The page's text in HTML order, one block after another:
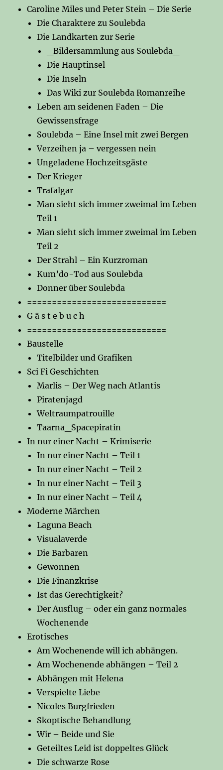
Caroline Miles und Peter Stein – Die Serie
Die Charaktere zu Soulebda
Die Landkarten zur Serie
_Bildersammlung aus Soulebda_
Die Hauptinsel
Die Inseln
Das Wiki zur Soulebda Romanreihe
Leben am seidenen Faden – Die
Gewissensfrage
Soulebda – Eine Insel mit zwei Bergen
Verzeihen ja – vergessen nein
Ungeladene Hochzeitsgäste
Der Krieger
Trafalgar
Man sieht sich immer zweimal im Leben
Teil 1
Man sieht sich immer zweimal im Leben
Teil 2
Der Strahl – Ein Kurzroman
Kum’do-Tod aus Soulebda
Donner über Soulebda
============================
G ä s t e b u c h
============================
Baustelle
Titelbilder und Grafiken
Sci Fi Geschichten
Marlis – Der Weg nach Atlantis
Piratenjagd
Weltraumpatrouille
Taarna_Spacepiratin
In nur einer Nacht – Krimiserie
In nur einer Nacht – Teil 1
In nur einer Nacht – Teil 2
In nur einer Nacht – Teil 3
In nur einer Nacht – Teil 4
Moderne Märchen
Laguna Beach
Visualaverde
Die Barbaren
Gewonnen
Die Finanzkrise
Ist das Gerechtigkeit?
Der Ausflug – oder ein ganz normales
Wochenende
Erotisches
Am Wochenende will ich abhängen.
Am Wochenende abhängen – Teil 2
Abhängen mit Helena
Verspielte Liebe
Nicoles Burgfrieden
Skoptische Behandlung
Wir – Beide und Sie
Geteiltes Leid ist doppeltes Glück
Die schwarze Rose